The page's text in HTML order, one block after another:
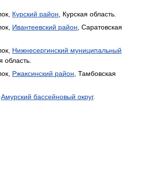
Курский район , Курская область.
Ивантеевский район , Саратовская
Нижнесергинский муниципальный
область.
Ржаксинский район , Тамбовская
Амурский бассейновый округ.